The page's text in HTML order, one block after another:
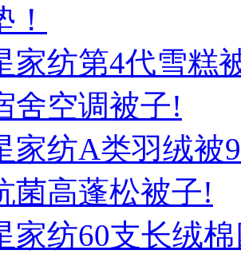
！
家纺第4代雪糕
舍空调被子!
家纺A类羽绒被
菌高蓬松被子!
家纺60支长绒